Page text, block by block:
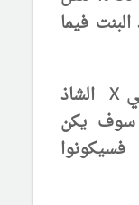
البنت فيما
X الشاذ
) سوف يكن
فسيكونوا